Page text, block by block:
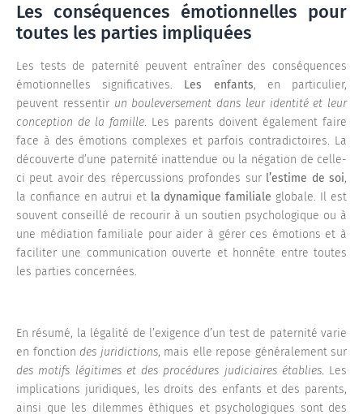
Les conséquences émotionnelles pour
toutes les parties impliquées
Les tests de paternité peuvent entraîner des conséquences
émotionnelles significatives. Les enfants, en particulier,
peuvent ressentirun bouleversement dans leur identité et leur
conception de la famille. Les parents doivent également faire
face à des émotions complexes et parfois contradictoires. La
découverte d’une paternité inattendue ou la négation de celle-
ci peut avoir des répercussions profondes surl’estime de soi,
la confiance en autrui et la dynamique familiale globale. Il est
souvent conseillé de recourir à un soutien psychologique ou à
une médiation familiale pour aider à gérer ces émotions et à
faciliter une communication ouverte et honnête entre toutes
les parties concernées.
En résumé, la légalité de l’exigence d’un test de paternité varie
en fonction des juridictions, mais elle repose généralement sur
des motifs légitimes et des procédures judiciaires établies. Les
implications juridiques, les droits des enfants et des parents,
ainsi que les dilemmes éthiques et psychologiques sont des